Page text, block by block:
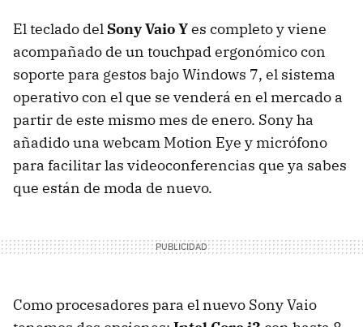
El teclado del Sony Vaio Yes completo y viene
acompañado de un touchpad ergonómico con
soporte para gestos bajo Windows 7, el sistema
operativo con el que se venderá en el mercado a
partir de este mismo mes de enero. Sony ha
añadido una webcam Motion Eye y micrófono
para facilitar las videoconferencias que ya sabes
que están de moda de nuevo.
Como procesadores para el nuevo Sony Vaio